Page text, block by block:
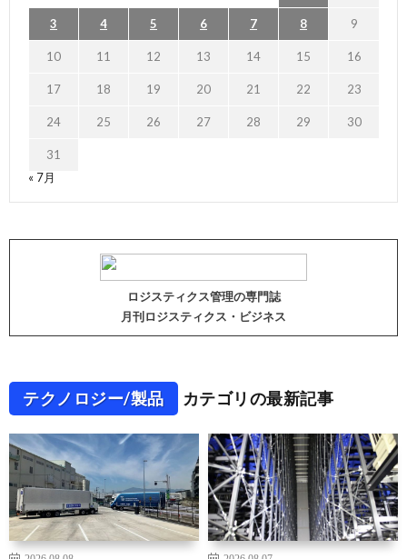
3 4 5 6 7 8 9
10 11 12 13 14 15 16
17 18 19 20 21 22 23
24 25 26 27 28 29 30
31
« 7月
ロジスティクス管理の専門誌
月刊ロジスティクス・ビジネス
テクノロジー/製品 カテゴリの最新記事